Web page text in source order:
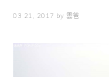
03 21, 2017 by 雲爸